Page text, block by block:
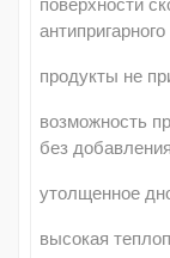
поверхности
продукты не
возможность
без
утолщенное
высокая